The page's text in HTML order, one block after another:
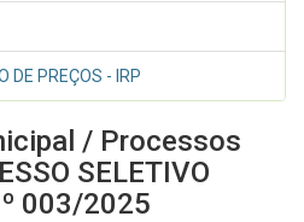
DE PREÇOS - IRP
/ Processos
SELETIVO
003/2025